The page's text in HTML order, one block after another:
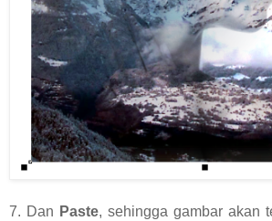
7. Dan Paste, sehingga gambar akan